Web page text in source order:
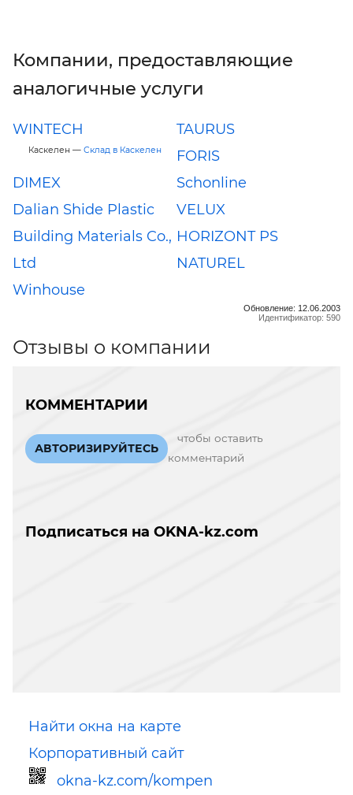
Компании, предоставляющие
аналогичные услуги
WINTECH
Каскелен — Склад в Каскелен
TAURUS
FORIS
DIMEX
Schonline
Dalian Shide Plastic
Building Materials Co.,
Ltd
VELUX
HORIZONT PS
NATUREL
Winhouse
Обновление: 12.06.2003
Идентификатор: 590
Отзывы о компании
КОММЕНТАРИИ
АВТОРИЗИРУЙТЕСЬ
чтобы оставить
комментарий
Подписаться на OKNA-kz.com
Найти окна на карте
Корпоративный сайт
okna-kz.com/kompen